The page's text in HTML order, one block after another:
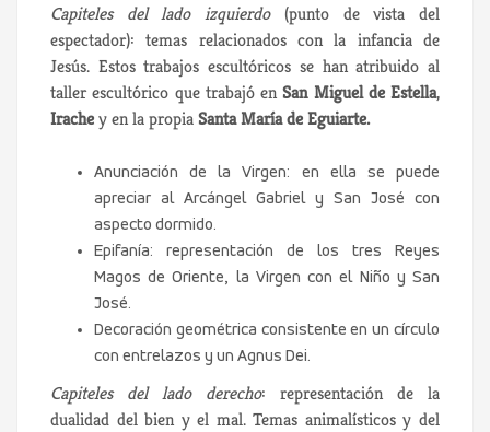
Capiteles del lado izquierdo(punto de vista del
espectador): temas relacionados con la infancia de
Jesús. Estos trabajos escultóricos se han atribuido al
taller escultórico que trabajó enSan Miguel de Estella,
Irachey en la propiaSanta María de Eguiarte.
Anunciación de la Virgen: en ella se puede
apreciar al Arcángel Gabriel y San José con
aspecto dormido.
Epifanía: representación de los tres Reyes
Magos de Oriente, la Virgen con el Niño y San
José.
Decoración geométrica consistente en un círculo
con entrelazos y un Agnus Dei.
Capiteles del lado derecho: representación de la
dualidad del bien y el mal. Temas animalísticos y del